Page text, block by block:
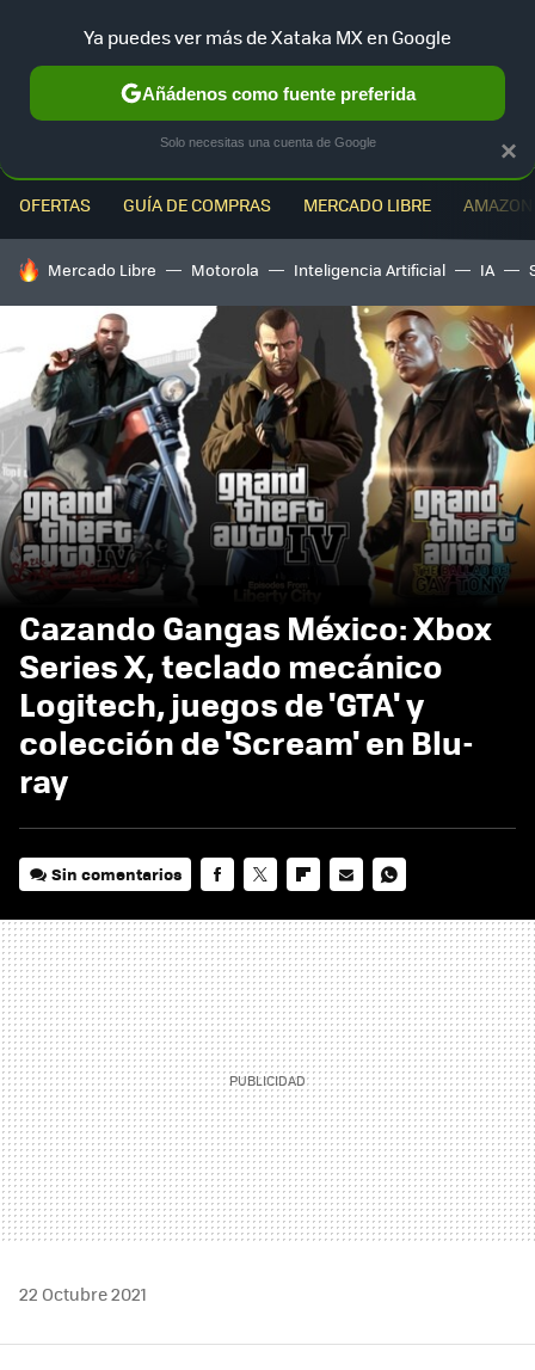
OFERTAS GUÍA DE COMPRAS MERCADO LIBRE
HOY SE HABLA DE
Mercado Libre Motorola Inteligencia Artificial IA
Cazando Gangas México: Xbox
Series X, teclado mecánico
Logitech, juegos de 'GTA' y
colección de 'Scream' en Blu-
ray
Sin comentarios
MAIL
22 Octubre 2021
×
Ya puedes ver más de Xataka MX en Google
Añádenos como fuente preferida
Solo necesitas una cuenta de Google